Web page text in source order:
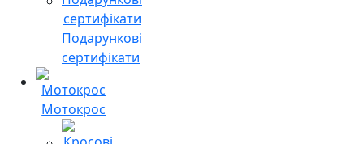
Подарункові
сертифікати
Мотокрос